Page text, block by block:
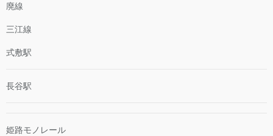
廃線
三江線
式敷駅
長谷駅
姫路モノレール